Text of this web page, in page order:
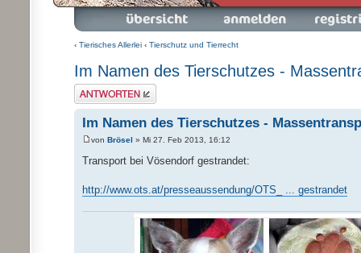
Foren-Übersicht Anmelden Registrieren
‹ Tierisches Allerlei ‹ Tierschutz und Tierrecht
Im Namen des Tierschutzes -
Antwort schreiben
Im Namen des Tierschutzes -
von Brösel » Mi 27. Feb 2013, 16:12
Transport bei Vösendorf gestrandet:
http://www.ots.at/presseaussendung/OTS_ ... gestrandet